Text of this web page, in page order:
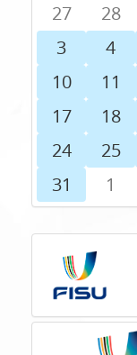
27
28
3
4
10
11
17
18
24
25
31
1